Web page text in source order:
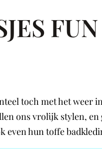
toch met het weer
ons vrolijk stylen,
even hun toffe